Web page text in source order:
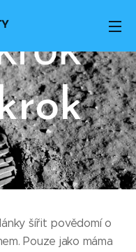
šířit povědomí o
Pouze jako máma